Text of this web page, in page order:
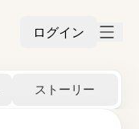
ログイン
ストーリー